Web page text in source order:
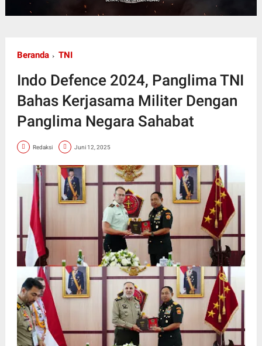
Beranda TNI
Indo Defence 2024, Panglima TNI
Bahas Kerjasama Militer Dengan
Panglima Negara Sahabat
Redaksi Juni 12, 2025